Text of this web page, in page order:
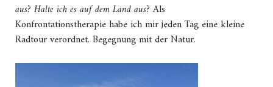
aus? Halte ich es auf dem Land aus? Als
Konfrontationstherapie habe ich mir jeden Tag eine kleine
Radtour verordnet. Begegnung mit der Natur.